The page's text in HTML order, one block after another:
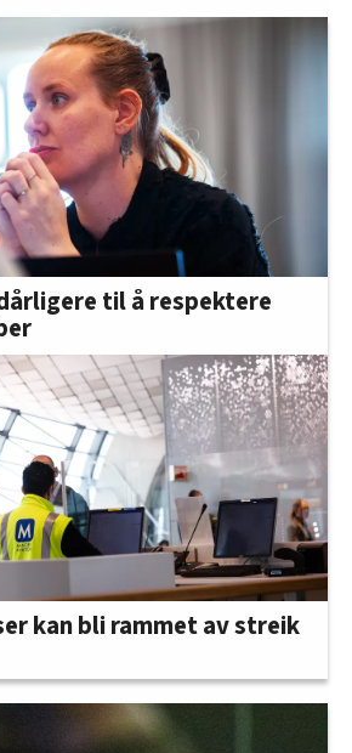
til å respektere
kan bli rammet av streik